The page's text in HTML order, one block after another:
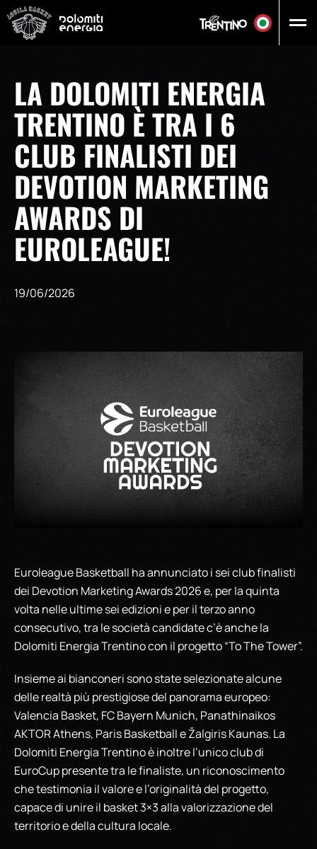
LA DOLOMITI ENERGIA
TRENTINO È TRA I 6
CLUB FINALISTI DEI
DEVOTION MARKETING
AWARDS DI
EUROLEAGUE!
19/06/2026
Euroleague Basketball ha annunciato i sei club finalisti
dei Devotion Marketing Awards 2026 e, per la quinta
volta nelle ultime sei edizioni e per il terzo anno
consecutivo, tra le società candidate c’è anche la
Dolomiti Energia Trentino con il progetto “To The Tower”.
Insieme ai bianconeri sono state selezionate alcune
delle realtà più prestigiose del panorama europeo:
Valencia Basket, FC Bayern Munich, Panathinaikos
AKTOR Athens, Paris Basketball e Žalgiris Kaunas. La
Dolomiti Energia Trentino è inoltre l’unico club di
EuroCup presente tra le finaliste, un riconoscimento
che testimonia il valore e l’originalità del progetto,
capace di unire il basket 3×3 alla valorizzazione del
territorio e della cultura locale.